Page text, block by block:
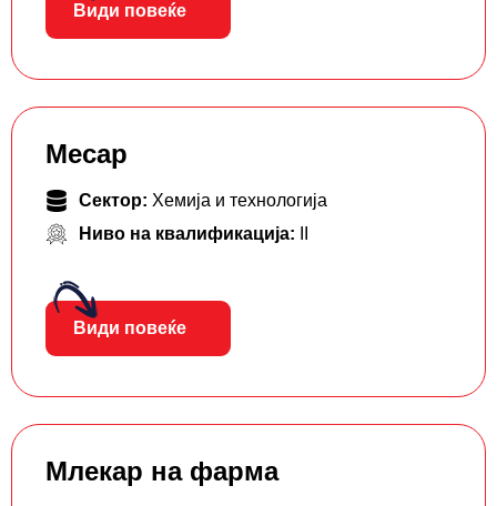
Види повеќе
Месар
Сектор: Хемија и технологија
Ниво на квалификација:
Види повеќе
Млекар на фарма